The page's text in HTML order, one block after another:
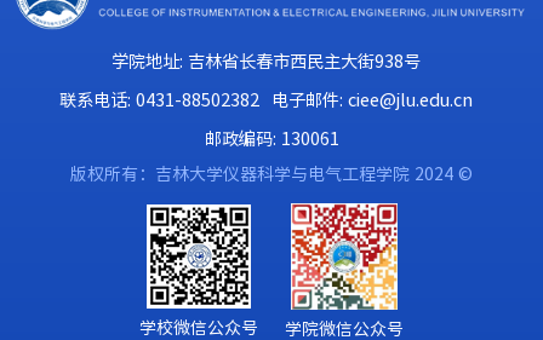
学院地址: 吉林省长春市西民主大街938号
联系电话: 0431-88502382 电子邮件: ciee@jlu.edu.cn
邮政编码: 130061
版权所有：吉林大学仪器科学与电气工程学院 2024 ©
学校微信公众号 学院微信公众号